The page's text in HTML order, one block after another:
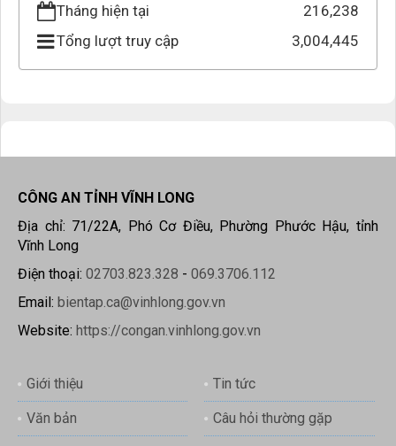
Tháng hiện tại
216,238
Tổng lượt truy cập
3,004,445
CÔNG AN TỈNH VĨNH LONG
Địa chỉ: 71/22A, Phó Cơ Điều, Phường Phước Hậu, tỉnh
Vĩnh Long
Điện thoại: 02703.823.328 - 069.3706.112
Email: bientap.ca@vinhlong.gov.vn
Website: https://congan.vinhlong.gov.vn
Giới thiệu Tin tức
Văn bản Câu hỏi thường gặp